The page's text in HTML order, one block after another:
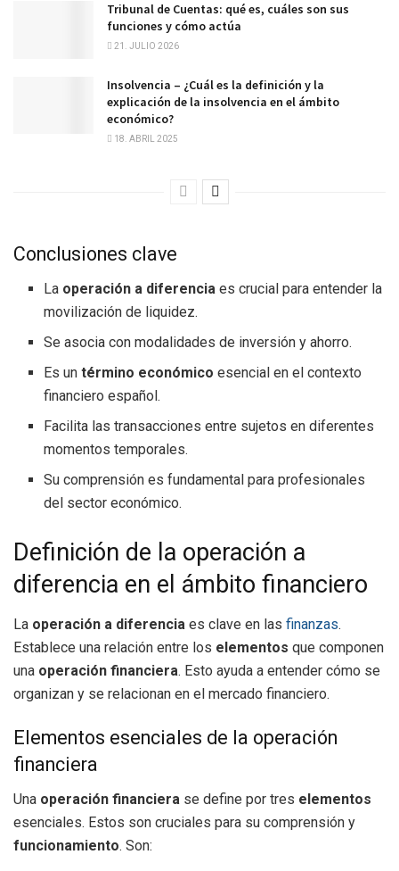
Tribunal de Cuentas: qué es, cuáles son sus
funciones y cómo actúa
21. JULIO 2026
Insolvencia – ¿Cuál es la definición y la
explicación de la insolvencia en el ámbito
económico?
18. ABRIL 2025
Conclusiones clave
La operación a diferencia es crucial para entender la
movilización de liquidez.
Se asocia con modalidades de inversión y ahorro.
Es untérmino económico esencial en el contexto
financiero español.
Facilita las transacciones entre sujetos en diferentes
momentos temporales.
Su comprensión es fundamental para profesionales
del sector económico.
Definición de la operación a
diferencia en el ámbito financiero
La operación a diferencia es clave en las finanzas.
Establece una relación entre los elementos que componen
una operación financiera. Esto ayuda a entender cómo se
organizan y se relacionan en el mercado financiero.
Elementos esenciales de la operación
financiera
Una operación financiera se define por tres elementos
esenciales. Estos son cruciales para su comprensión y
funcionamiento. Son: